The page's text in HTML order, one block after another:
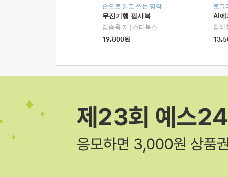
손으로 읽고 쓰는 명작
무진기행 필사북
김승옥 저
스타북스
19,800원
로그
AI에
김혜